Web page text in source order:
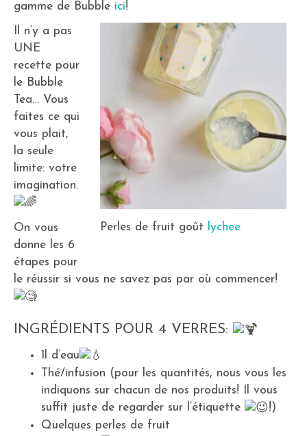
gamme de Bubble ici!
Perles de fruit goût lychee
Il n’y a pas
UNE
recette pour
le Bubble
Tea… Vous
faites ce qui
vous plait,
la seule
limite: votre
imagination.
On vous
donne les 6
étapes pour
le réussir si vous ne savez pas par où commencer!
INGRÉDIENTS POUR 4 VERRES:
1l d’eau
Thé/infusion (pour les quantités, nous vous les
indiquons sur chacun de nos produits! Il vous
suffit juste de regarder sur l’étiquette
!)
Quelques perles de fruit